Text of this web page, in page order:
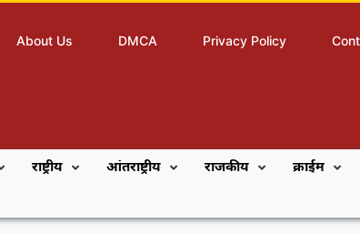
About Us DMCA Privacy Policy
राष्ट्रीय आंतराष्ट्रीय राजकीय क्राईम